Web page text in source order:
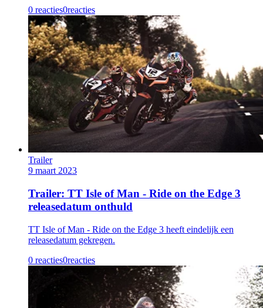
0 reacties0reacties
Trailer
9 maart 2023
Trailer: TT Isle of Man - Ride on the Edge 3
releasedatum onthuld
TT Isle of Man - Ride on the Edge 3 heeft eindelijk een
releasedatum gekregen.
0 reacties0reacties